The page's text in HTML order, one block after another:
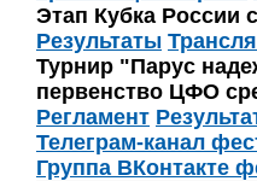
Этап Кубка России
Результаты
Турнир "Парус
первенство ЦФО
Регламент
Телеграм-канал
Группа ВКонтакте